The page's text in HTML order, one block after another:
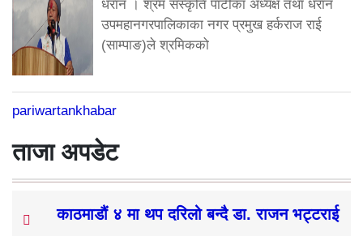
धरान । श्रम संस्कृति पार्टीका अध्यक्ष तथा धरान
उपमहानगरपालिकाका नगर प्रमुख हर्कराज राई
(साम्पाङ)ले श्रमिकको
pariwartankhabar
ताजा अपडेट
काठमाडौं ४ मा थप दरिलो बन्दै डा. राजन भट्टराई